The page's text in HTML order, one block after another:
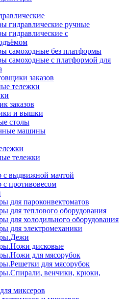
гидравлические ручные
гидравлические с
самоходные без платформы
самоходные с платформой для
заказов
тележки
заказов
и вышки
столы
машины
тележки
с выдвижной мачтой
с противовесом
для пароконвектоматов
для теплового оборудования
для холодильного оборудования
для электромеханики
дисковые
для мясорубок
для мясорубок
венчики, крюки,
миксеров